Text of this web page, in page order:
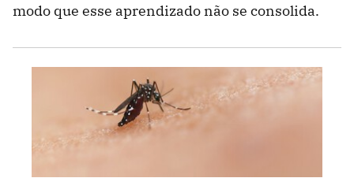
modo que esse aprendizado não se consolida.